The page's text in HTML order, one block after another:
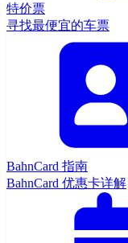
特价票
寻找最便宜的车票
BahnCard 指南
BahnCard 优惠卡详解